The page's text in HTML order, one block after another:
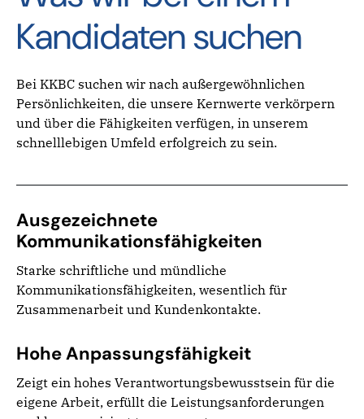
Kandidaten suchen
Bei KKBC suchen wir nach außergewöhnlichen
Persönlichkeiten, die unsere Kernwerte verkörpern
und über die Fähigkeiten verfügen, in unserem
schnelllebigen Umfeld erfolgreich zu sein.
Ausgezeichnete
Kommunikationsfähigkeiten
Starke schriftliche und mündliche
Kommunikationsfähigkeiten, wesentlich für
Zusammenarbeit und Kundenkontakte.
Hohe Anpassungsfähigkeit
Zeigt ein hohes Verantwortungsbewusstsein für die
eigene Arbeit, erfüllt die Leistungsanforderungen